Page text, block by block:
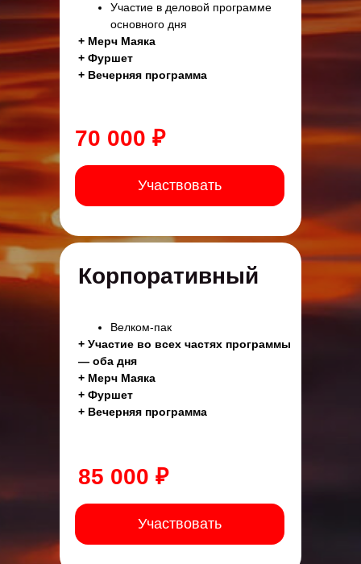
Участие в деловой программе
основного дня
+ Мерч Маяка
+ Фуршет
+ Вечерняя программа
Участвовать
70 000 ₽
Корпоративный
Велком-пак
+ Участие во всех частях программы
— оба дня
+ Мерч Маяка
+ Фуршет
+ Вечерняя программа
Участвовать
85 000 ₽